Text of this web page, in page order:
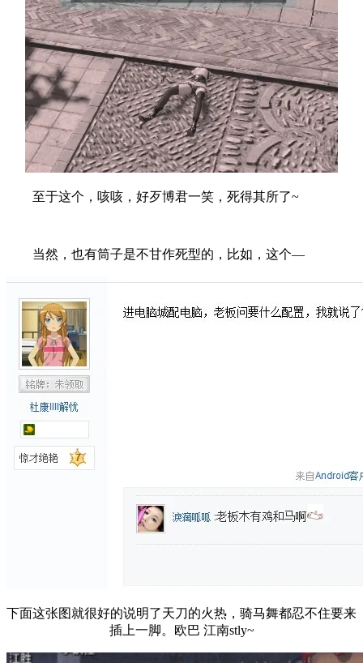
至于这个，咳咳，好歹博君一笑，死得其所了~
当然，也有筒子是不甘作死型的，比如，这个—
下面这张图就很好的说明了天刀的火热，骑马舞都忍不住要来
插上一脚。欧巴 江南stly~